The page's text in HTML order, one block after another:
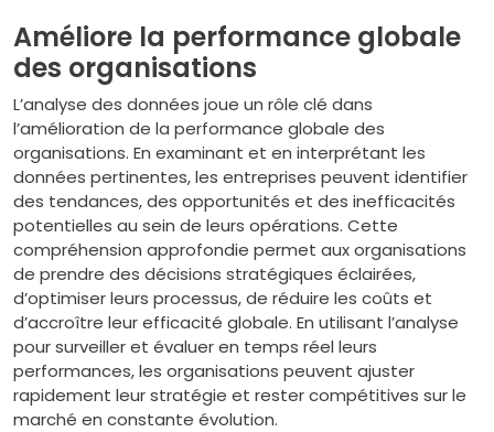
Améliore la performance globale
des organisations
L’analyse des données joue un rôle clé dans
l’amélioration de la performance globale des
organisations. En examinant et en interprétant les
données pertinentes, les entreprises peuvent identifier
des tendances, des opportunités et des inefficacités
potentielles au sein de leurs opérations. Cette
compréhension approfondie permet aux organisations
de prendre des décisions stratégiques éclairées,
d’optimiser leurs processus, de réduire les coûts et
d’accroître leur efficacité globale. En utilisant l’analyse
pour surveiller et évaluer en temps réel leurs
performances, les organisations peuvent ajuster
rapidement leur stratégie et rester compétitives sur le
marché en constante évolution.